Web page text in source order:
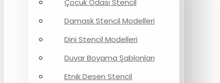
Çocuk Odası Stencil
Damask Stencil Modelleri
Dini Stencil Modelleri
Duvar Boyama Şablonları
Etnik Desen Stencil